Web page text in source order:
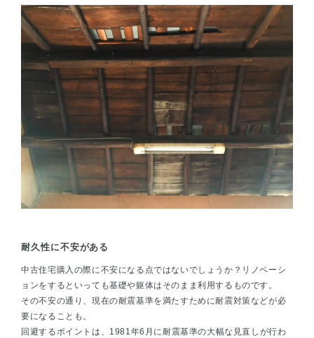
耐久性に不安がある
中古住宅購入の際に不安になる点ではないでしょうか？リノベーシ
ョンをするといっても基礎や躯体はそのまま利用するものです。
その不安の通り、現在の耐震基準を満たすために耐震対策などが必
要になることも。
回避するポイントは、1981年6月に耐震基準の大幅な見直しが行わ